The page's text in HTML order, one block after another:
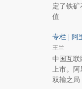
定了铁
值
专栏 | 阿
王兰
中国互联
上市。阿
双输之局